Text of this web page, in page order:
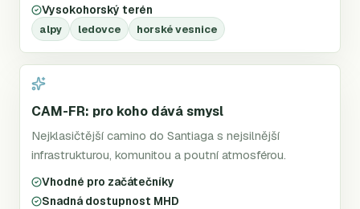
Vysokohorský terén
alpy ledovce horské vesnice
CAM-FR: pro koho dává smysl
Nejklasičtější camino do Santiaga s nejsilnější
infrastrukturou, komunitou a poutní atmosférou.
Vhodné pro začátečníky
Snadná dostupnost MHD